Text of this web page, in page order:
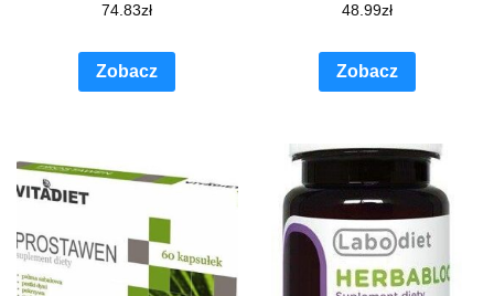
74.83zł
Zobacz
48.99zł
Zobacz